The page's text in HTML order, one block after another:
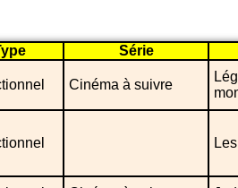
Série
Cinéma à suivre